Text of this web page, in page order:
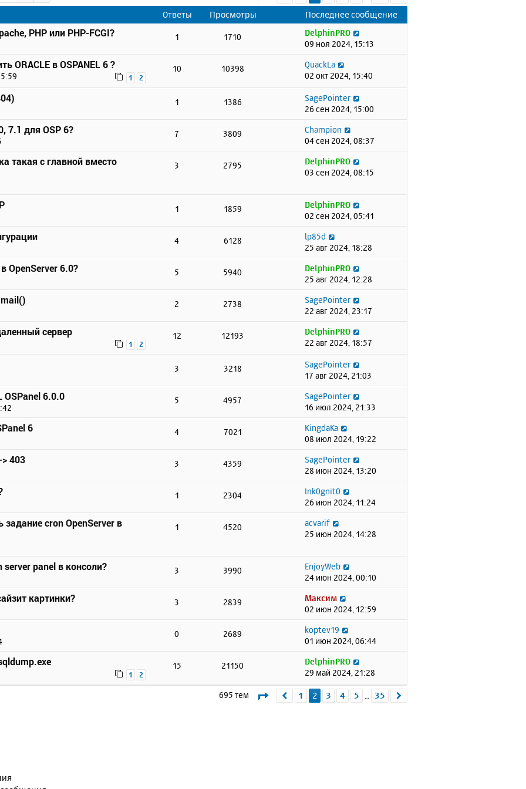
Ответы
Просмотры Последнее сообщение
PHP или PHP-FCGI? 1 1710
DelphinPRO
09 ноя 2024, 15:13
ORACLE в OSPANEL 6 ?
1 2
10 10398
QuackLa
02 окт 2024, 15:40
1 1386
SagePointer
26 сен 2024, 15:00
7.1 для OSP 6? 7 3809
Champion
04 сен 2024, 08:37
такая с главной вместо 3 2795
DelphinPRO
03 сен 2024, 08:15
1 1859
DelphinPRO
02 сен 2024, 05:41
4 6128
lp85d
25 авг 2024, 18:28
OpenServer 6.0? 5 5940
DelphinPRO
25 авг 2024, 12:28
2 2738
SagePointer
22 авг 2024, 23:17
сервер
1 2
12 12193
DelphinPRO
22 авг 2024, 18:57
3 3218
SagePointer
17 авг 2024, 21:03
OSPanel 6.0.0 5 4957
SagePointer
16 июл 2024, 21:33
6 4 7021
KingdaKa
08 июл 2024, 19:22
403 3 4359
SagePointer
28 июн 2024, 13:20
1 2304
Ink0gnit0
26 июн 2024, 11:24
cron OpenServer в 1 4520
acvarif
25 июн 2024, 14:28
server panel в консоли? 3 3990
EnjoyWeb
24 июн 2024, 00:10
картинки? 3 2839
Максим
02 июн 2024, 12:59
0 2689
koptev19
01 июн 2024, 06:44
1 2
15 21150
DelphinPRO
29 май 2024, 21:28
695 тем Страница 2из35
Пред.
1 2 3 4 5 … 35